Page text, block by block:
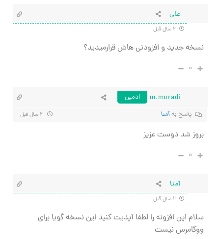
علی
نسخه جدید و افزودنی هاش قرارمیدید؟
۰
m.moradi
ادمین
پاسخ بهآمنا
بروز شد دوست عزیز
۰
آمنا
سلام این افزونه را لطفا آپدیت کنید این نسخه گویا برای
ووگامرس نیست